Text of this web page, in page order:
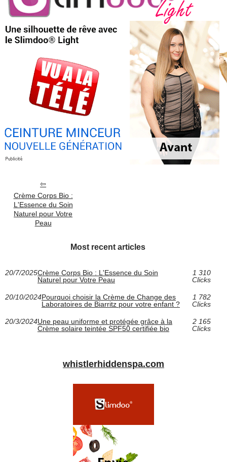
Crème Corps Bio :
L'Essence du Soin
Naturel pour Votre
Peau
Most recent articles
20/7/2025Crème Corps Bio : L'Essence du Soin
Naturel pour Votre Peau
1 310
Clicks
20/10/2024Pourquoi choisir la Crème de Change des
Laboratoires de Biarritz pour votre enfant ?
1 782
Clicks
20/3/2024Une peau uniforme et protégée grâce à la
Crème solaire teintée SPF50 certifiée bio
2 165
Clicks
whistlerhiddenspa.com